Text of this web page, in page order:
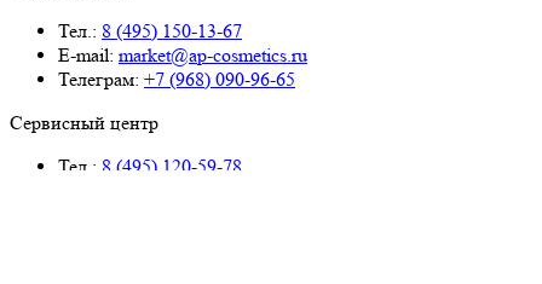
Тел.: 8 (495) 150-13-67
E-mail: market@ap-cosmetics.ru
Телеграм: +7 (968) 090-96-65
Сервисный центр
Тел.: 8 (495) 120-59-78